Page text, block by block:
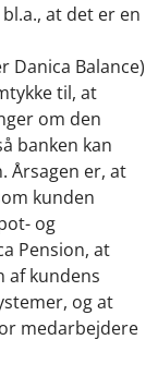
at det er en
Danica Balance)
til, at
om den
banken kan
Årsagen er, at
kunden
og
Pension, at
af kundens
og at
medarbejdere